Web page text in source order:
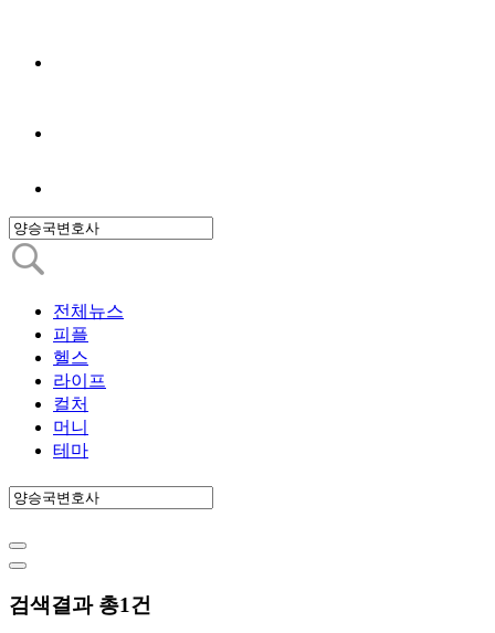
전체뉴스
피플
헬스
라이프
컬처
머니
테마
검색결과 총1건